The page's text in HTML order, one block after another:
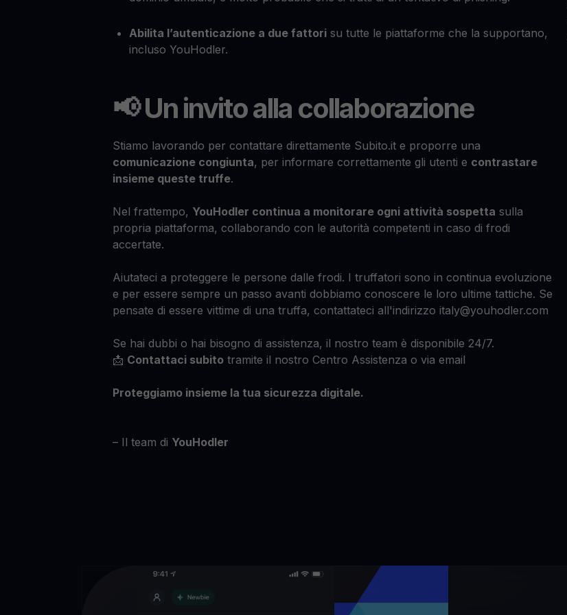
Abilita l’autenticazione a due fattori su tutte le piattaforme che la supportano,
incluso YouHodler.
📢 Un invito alla collaborazione
Stiamo lavorando per contattare direttamente Subito.it e proporre una
comunicazione congiunta, per informare correttamente gli utenti e contrastare
insieme queste truffe.
Nel frattempo, YouHodler continua a monitorare ogni attività sospetta sulla
propria piattaforma, collaborando con le autorità competenti in caso di frodi
accertate.
Aiutateci a proteggere le persone dalle frodi. I truffatori sono in continua evoluzione
e per essere sempre un passo avanti dobbiamo conoscere le loro ultime tattiche. Se
pensate di essere vittime di una truffa, contattateci all'indirizzo italy@youhodler.com
Se hai dubbi o hai bisogno di assistenza, il nostro team è disponibile 24/7.
📩 Contattaci subito tramite il nostro Centro Assistenza o via email
Proteggiamo insieme la tua sicurezza digitale.
– Il team di YouHodler